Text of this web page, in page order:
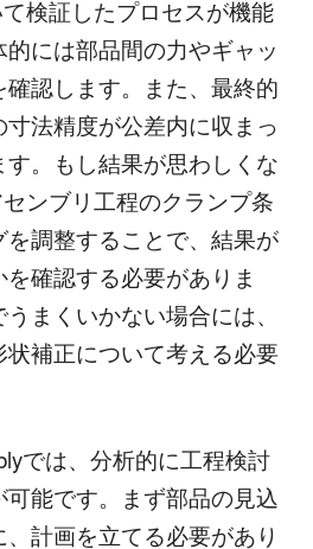
検証したプロセスが機能
には部品間の力やギャッ
認します。また、最終的
法精度が公差内に収まっ
。もし結果が思わしくな
ンブリ工程のクランプ条
調整することで、結果が
確認する必要がありま
まくいかない場合には、
補正について考える必要
では、分析的に工程検討
能です。まず部品の見込
計画を立てる必要があり